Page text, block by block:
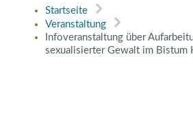
Startseite
Veranstaltung
Infoveranstaltung über
sexualisierter Gewalt im Bistum